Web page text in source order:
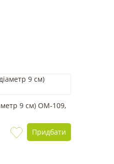
9 см) OМ-109,
Придбати